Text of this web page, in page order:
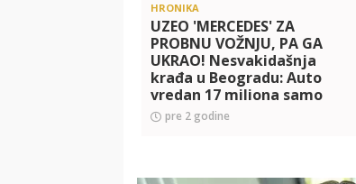
HRONIKA
UZEO 'MERCEDES' ZA
PROBNU VOŽNJU, PA GA
UKRAO! Nesvakidašnja
krađa u Beogradu: Auto
vredan 17 miliona samo
odvezao u nepoznatom
pravcu, otkriveni SVI
pre 2 godine